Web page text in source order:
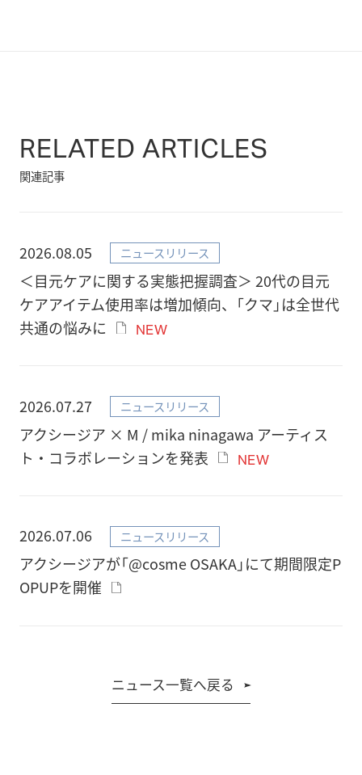
RELATED ARTICLES
関連記事
2026.08.05 ニュースリリース
＜目元ケアに関する実態把握調査＞ 20代の目元
ケアアイテム使用率は増加傾向、「クマ」は全世代
共通の悩みに
NEW
2026.07.27 ニュースリリース
アクシージア × M / mika ninagawa アーティス
ト・コラボレーションを発表
NEW
2026.07.06 ニュースリリース
アクシージアが「@cosme OSAKA」にて期間限定P
OPUPを開催
ニュース一覧へ戻る